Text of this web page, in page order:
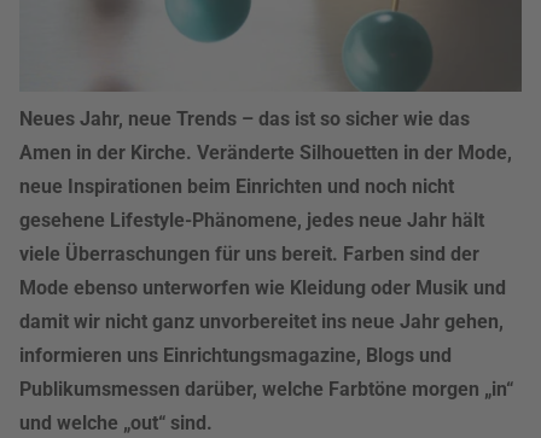
Neues Jahr, neue Trends – das ist so sicher wie das
Amen in der Kirche. Veränderte Silhouetten in der Mode,
neue Inspirationen beim Einrichten und noch nicht
gesehene Lifestyle-Phänomene, jedes neue Jahr hält
viele Überraschungen für uns bereit. Farben sind der
Mode ebenso unterworfen wie Kleidung oder Musik und
damit wir nicht ganz unvorbereitet ins neue Jahr gehen,
informieren uns Einrichtungsmagazine, Blogs und
Publikumsmessen darüber, welche Farbtöne morgen „in“
und welche „out“ sind.